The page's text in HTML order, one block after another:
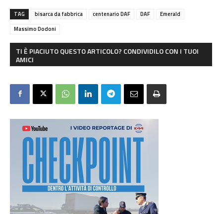
TAG bisarca da fabbrica centenario DAF DAF
Emerald
Massimo Dodoni
TI È PIACIUTO QUESTO ARTICOLO? CONDIVIDILO CON I TUOI
AMICI